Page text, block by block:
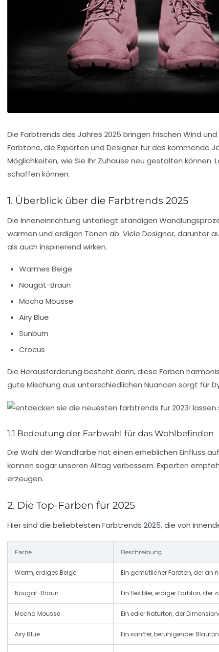
Die Farbtrends des Jahres 2025 bringen frischen Wind
Farbtöne, die Experten und Designer für das kommende
Möglichkeiten, wie Sie Ihr Zuhause neu gestalten
schaffen können.
1. Überblick über die Farbtrends 2025
Die Inneneinrichtung unterliegt ständigen
warmen und erdigen Tönen ab. Viele Designer, darunter
als auch inspirierend wirken.
Warmes Beige
Nougat-Braun
Mocha Mousse
Airy Blue
Sunburn
Crocus
Die Herausforderung besteht darin, diese Farben
gute Mischung aus unterschiedlichen Nuancen sorgt für
1.1 Bedeutung der Farbwahl für das Wohlbefinden
Die Wahl der Wandfarbe hat einen erheblichen Einfluss
können sogar unseren Alltag verbessern. Experten
erzeugen.
2. Die Top-Farben für 2025
Hier sind die beliebtesten Farbtrends 2025, die von
Farbe Beschreibung
Warm, erdiges Beige Ein gemütlicher Farbton, der an
Nougat-Braun Ein flexibler, erdiger Farbton, der
Mocha Mousse Ein edler Naturton, der
Airy Blue Ein sanfter, beruhigender